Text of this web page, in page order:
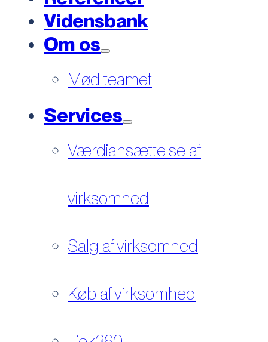
Vidensbank
Om os
Mød teamet
Services
Værdiansættelse af
virksomhed
Salg af virksomhed
Køb af virksomhed